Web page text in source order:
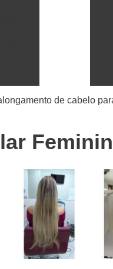
de
de cabelo